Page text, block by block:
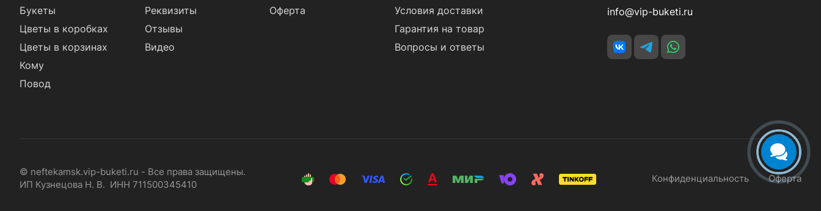
Букеты
Цветы в коробках
Цветы в корзинах
Кому
Повод
Реквизиты
Отзывы
Видео
Оферта
Условия доставки
Гарантия на товар
Вопросы и ответы
info@vip-buketi.ru
© neftekamsk.vip-buketi.ru - Все права защищены.
ИП Кузнецова Н. В. ИНН 711500345410
Конфиденциальность Оферта